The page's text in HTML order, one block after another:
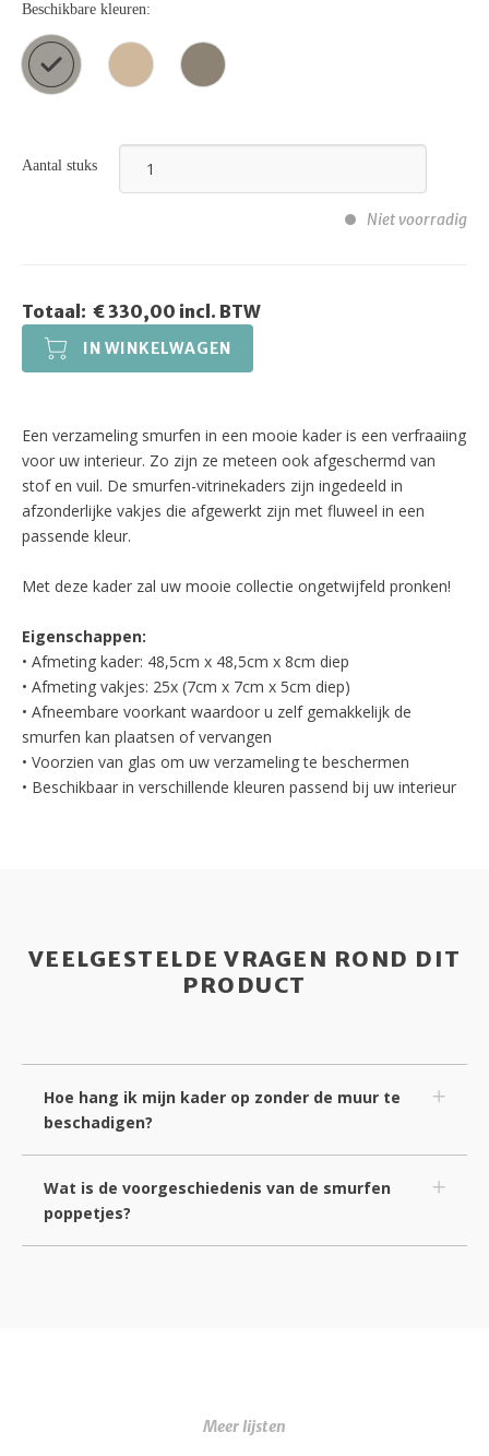
Beschikbare kleuren:
Aantal stuks
Niet voorradig
Totaal: € 330,00 incl. BTW
IN WINKELWAGEN
Een verzameling smurfen in een mooie kader is een verfraaiing
voor uw interieur. Zo zijn ze meteen ook afgeschermd van
stof en vuil. De smurfen-vitrinekaders zijn ingedeeld in
afzonderlijke vakjes die afgewerkt zijn met fluweel in een
passende kleur.
Met deze kader zal uw mooie collectie ongetwijfeld pronken!
Eigenschappen:
• Afmeting kader: 48,5cm x 48,5cm x 8cm diep
• Afmeting vakjes: 25x (7cm x 7cm x 5cm diep)
• Afneembare voorkant waardoor u zelf gemakkelijk de
smurfen kan plaatsen of vervangen
• Voorzien van glas om uw verzameling te beschermen
• Beschikbaar in verschillende kleuren passend bij uw interieur
VEELGESTELDE VRAGEN ROND DIT
PRODUCT
Hoe hang ik mijn kader op zonder de muur te
beschadigen?
Wat is de voorgeschiedenis van de smurfen
poppetjes?
Meer lijsten